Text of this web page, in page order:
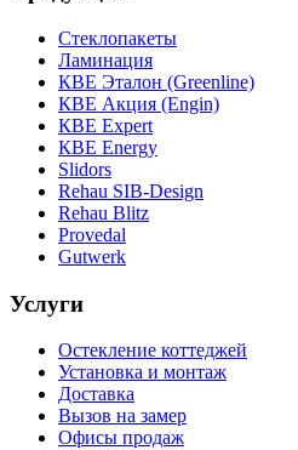
Стеклопакеты
Ламинация
КВЕ Эталон (Greenline)
КВЕ Акция (Engin)
КВЕ Expert
КВЕ Energy
Slidors
Rehau SIB-Design
Rehau Blitz
Provedal
Gutwerk
Услуги
Остекление коттеджей
Установка и монтаж
Доставка
Вызов на замер
Офисы продаж